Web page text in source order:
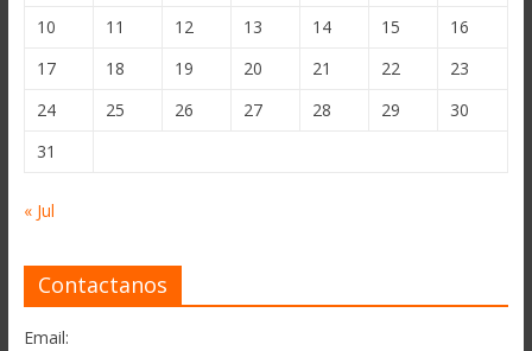
10
11 12 13 14 15
16
17
18 19 20 21 22
23
24
25 26 27 28 29
30
31
« Jul
Contactanos
Email: